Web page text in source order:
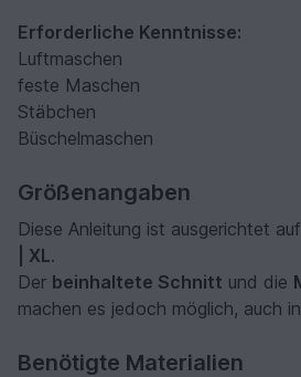
Erforderliche Kenntnisse:
Luftmaschen
feste Maschen
Stäbchen
Büschelmaschen
Größenangaben
Diese Anleitung ist ausgerichtet
| XL.
Der beinhaltete Schnitt und die
machen es jedoch möglich, auch
Benötigte Materialien